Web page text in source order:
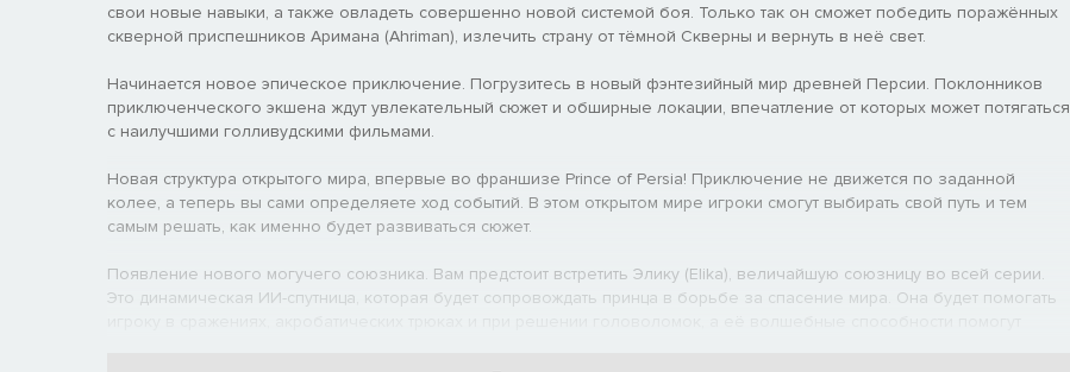
свои новые навыки, а также овладеть совершенно новой системой боя. Только так он сможет победить поражённых
скверной приспешников Аримана (Ahriman), излечить страну от тёмной Скверны и вернуть в неё свет.
Начинается новое эпическое приключение. Погрузитесь в новый фэнтезийный мир древней Персии. Поклонников
приключенческого экшена ждут увлекательный сюжет и обширные локации, впечатление от которых может потягаться
с наилучшими голливудскими фильмами.
Новая структура открытого мира, впервые во франшизе Prince of Persia! Приключение не движется по заданной
колее, а теперь вы сами определяете ход событий. В этом открытом мире игроки смогут выбирать свой путь и тем
самым решать, как именно будет развиваться сюжет.
Появление нового могучего союзника. Вам предстоит встретить Элику (Elika), величайшую союзницу во всей серии.
Это динамическая ИИ-спутница, которая будет сопровождать принца в борьбе за спасение мира. Она будет помогать